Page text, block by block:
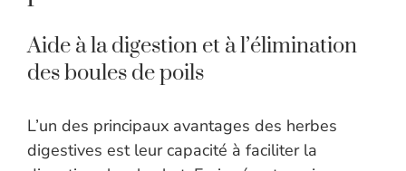
Aide à la digestion et à l’élimination
des boules de poils
L’un des principaux avantages des herbes
digestives est leur capacité à faciliter la